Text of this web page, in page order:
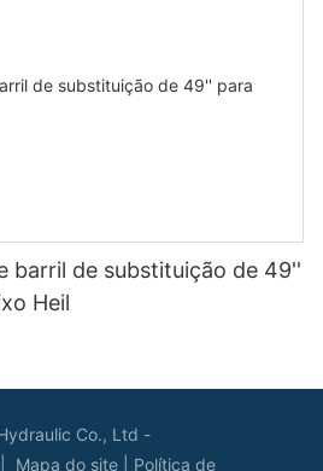
barril de substituição de 49''
Heil
Co., Ltd -
Mapa do site Política de